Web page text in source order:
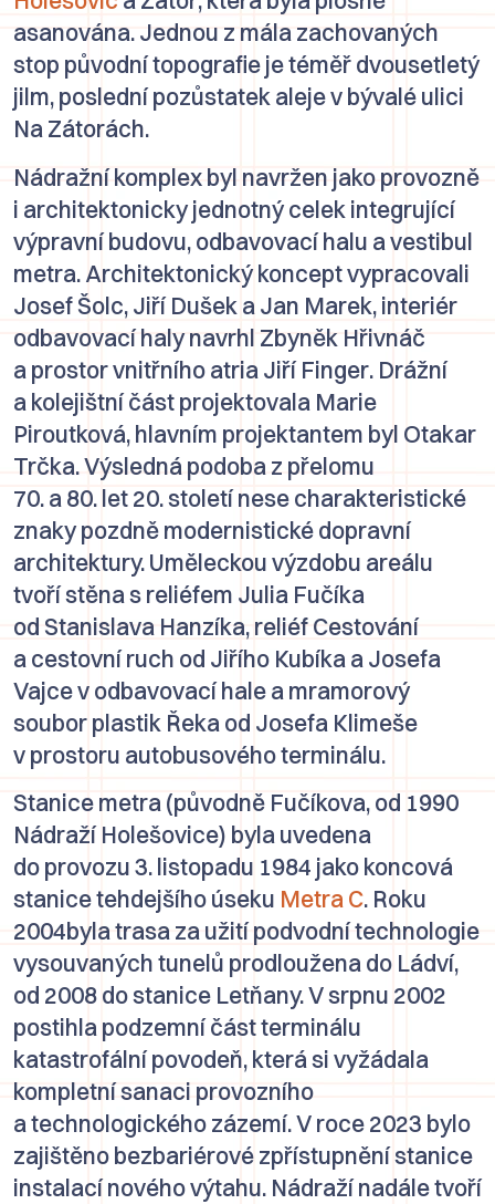
asanována. Jednou z mála zachovaných
stop původní topografie je téměř dvousetletý
jilm, poslední pozůstatek aleje v bývalé ulici
Na Zátorách.
Nádražní komplex byl navržen jako provozně
i architektonicky jednotný celek integrující
výpravní budovu, odbavovací halu a vestibul
metra. Architektonický koncept vypracovali
Josef Šolc,Jiří Dušek a Jan Marek, interiér
odbavovací haly navrhl Zbyněk Hřivnáč
a prostor vnitřního atria Jiří Finger. Drážní
a kolejištní část projektovala Marie
Piroutková, hlavním projektantem byl Otakar
Trčka. Výsledná podoba z přelomu
70. a 80. let 20. století nese charakteristické
znaky pozdně modernistické dopravní
architektury. Uměleckou výzdobu areálu
tvoří stěna s reliéfem Julia Fučíka
od Stanislava Hanzíka, reliéfCestování
a cestovní ruch od Jiřího Kubíka a Josefa
Vajcev odbavovací hale a mramorový
soubor plastik Řeka od Josefa Klimeše
v prostoru autobusového terminálu.
Stanice metra (původně Fučíkova, od 1990
Nádraží Holešovice) byla uvedena
do provozu 3. listopadu 1984 jako koncová
stanice tehdejšího úseku Metra C. Roku
2004byla trasa za užití podvodní technologie
vysouvaných tunelů prodloužena do Ládví,
od 2008 do stanice Letňany. V srpnu 2002
postihla podzemní část terminálu
katastrofální povodeň, která si vyžádala
kompletní sanaci provozního
a technologického zázemí. V roce 2023 bylo
zajištěno bezbariérové zpřístupnění stanice
instalací nového výtahu. Nádraží nadále tvoří